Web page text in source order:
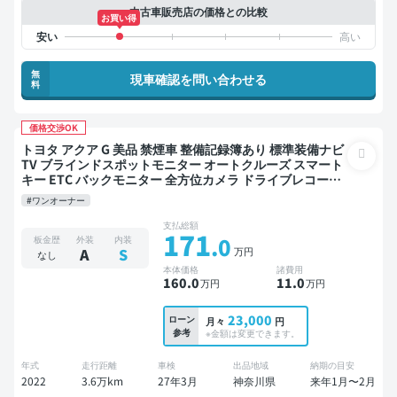
中古車販売店の価格との比較
お買い得
無
料
現車確認を問い合わせる
価格交渉OK
トヨタ アクア G 美品 禁煙車 整備記録簿あり 標準装備ナビ
TV ブラインドスポットモニター オートクルーズ スマート
キー ETC バックモニター 全方位カメラ ドライブレコーダ
ー 衝突軽減
#ワンオーナー
板金歴
なし
外装
A
内装
S
支払総額
171.0 万円
本体価格
160.0万円
諸費用
11.0万円
ローン
参考
月々 23,000 円
※金額は変更できます。
年式
2022
走行距離
3.6万km
車検
27年3月
出品地域
神奈川県
納期の目安
来年1月〜2月